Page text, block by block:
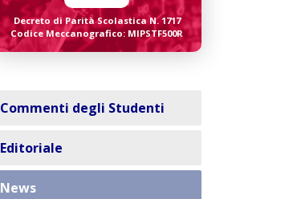
Decreto di Parità Scolastica N. 1717
Codice Meccanografico: MIPSTF500R
Commenti degli Studenti
Editoriale
News